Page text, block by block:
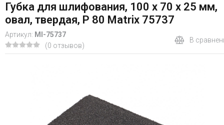
Губка для шлифования, 100 х 70 х 25 мм,
овал, твердая, P 80 Matrix 75737
Артикул: MI-75737
(0 отзывов)
В